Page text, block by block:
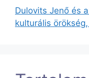
Dulovits Jenő és
kulturális